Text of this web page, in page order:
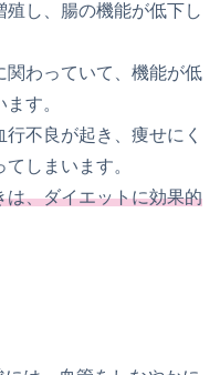
し、腸の機能が低下し
関わっていて、機能が低
す。
不良が起き、痩せにく
しまいます。
は、ダイエットに効果的